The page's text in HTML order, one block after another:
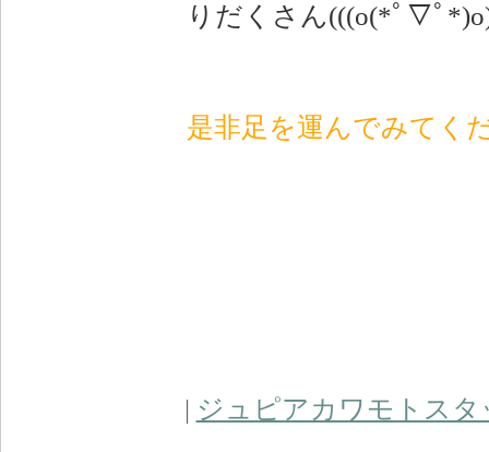
りだくさん(((o(*ﾟ▽ﾟ
是非足を運んでみてく
| ジュピアカワモトスタ